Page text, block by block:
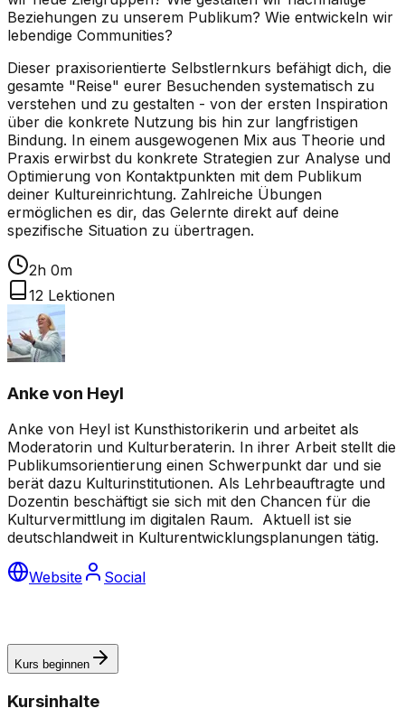
Beziehungen zu unserem Publikum? Wie entwickeln wir
lebendige Communities?
Dieser praxisorientierte Selbstlernkurs befähigt dich, die
gesamte "Reise" eurer Besuchenden systematisch zu
verstehen und zu gestalten - von der ersten Inspiration
über die konkrete Nutzung bis hin zur langfristigen
Bindung. In einem ausgewogenen Mix aus Theorie und
Praxis erwirbst du konkrete Strategien zur Analyse und
Optimierung von Kontaktpunkten mit dem Publikum
deiner Kultureinrichtung. Zahlreiche Übungen
ermöglichen es dir, das Gelernte direkt auf deine
spezifische Situation zu übertragen.
2h 0m
12 Lektionen
Anke von Heyl
Anke von Heyl ist Kunsthistorikerin und arbeitet als
Moderatorin und Kulturberaterin. In ihrer Arbeit stellt die
Publikumsorientierung einen Schwerpunkt dar und sie
berät dazu Kulturinstitutionen. Als Lehrbeauftragte und
Dozentin beschäftigt sie sich mit den Chancen für die
Kulturvermittlung im digitalen Raum. Aktuell ist sie
deutschlandweit in Kulturentwicklungsplanungen tätig.
Website Social
Kurs beginnen
Kursinhalte